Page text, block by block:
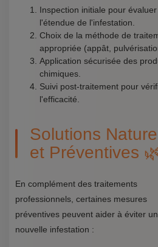
Inspection initiale pour évaluer
l'étendue de l'infestation.
Choix de la méthode de
appropriée (appât,
Application sécurisée des
chimiques.
Suivi post-traitement pour
l'efficacité.
Solutions
et Préventives
En complément des traitements
professionnels, certaines mesures
préventives peuvent aider à éviter
nouvelle infestation :